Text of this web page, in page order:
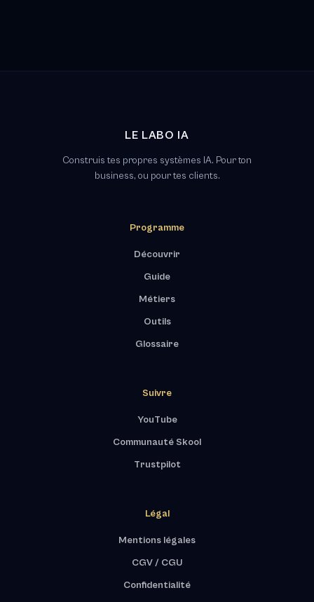
LE LABO IA
Construis tes propres systèmes IA. Pour ton
business, ou pour tes clients.
Programme
Découvrir
Guide
Métiers
Outils
Glossaire
Suivre
YouTube
Communauté Skool
Trustpilot
Légal
Mentions légales
CGV / CGU
Confidentialité